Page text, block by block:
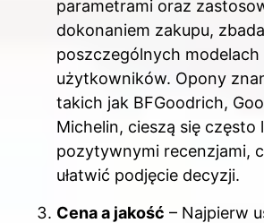
parametrami oraz
dokonaniem zakupu,
poszczególnych
użytkowników. Opony
takich jak BFGoodrich,
Michelin, cieszą się często
pozytywnymi recenzjami,
ułatwić podjęcie decyzji.
Cena a jakość – Najpierw